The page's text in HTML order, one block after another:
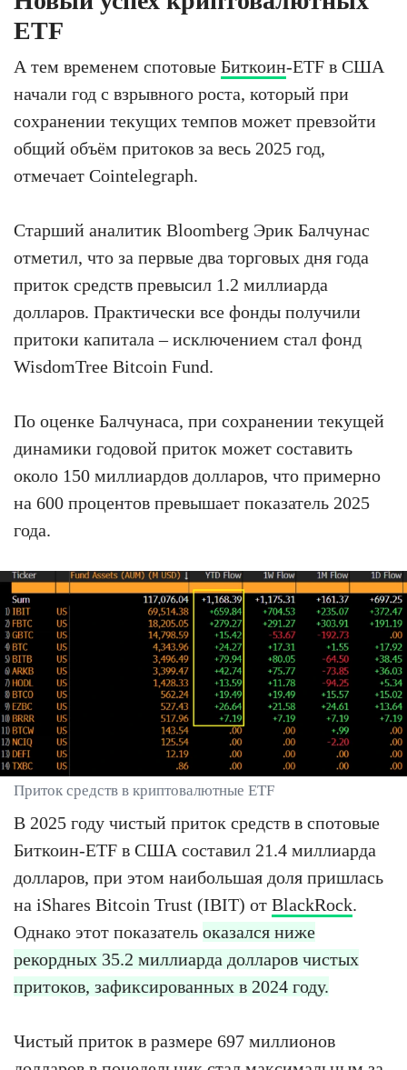
ETF
А тем временем спотовые Биткоин-ETF в США
начали год с взрывного роста, который при
сохранении текущих темпов может превзойти
общий объём притоков за весь 2025 год,
отмечает Cointelegraph.
Старший аналитик Bloomberg Эрик Балчунас
отметил, что за первые два торговых дня года
приток средств превысил 1.2 миллиарда
долларов. Практически все фонды получили
притоки капитала – исключением стал фонд
WisdomTree Bitcoin Fund.
По оценке Балчунаса, при сохранении текущей
динамики годовой приток может составить
около 150 миллиардов долларов, что примерно
на 600 процентов превышает показатель 2025
года.
Приток средств в криптовалютные ETF
В 2025 году чистый приток средств в спотовые
Биткоин-ETF в США составил 21.4 миллиарда
долларов, при этом наибольшая доля пришлась
на iShares Bitcoin Trust (IBIT) от BlackRock.
Однако этот показатель оказался ниже
рекордных 35.2 миллиарда долларов чистых
притоков, зафиксированных в 2024 году.
Чистый приток в размере 697 миллионов